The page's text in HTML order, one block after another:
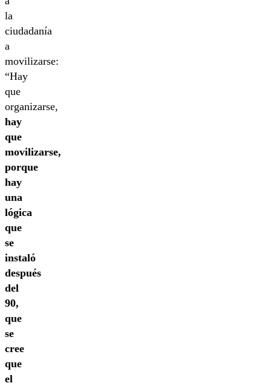
la
ciudadanía
a
movilizarse:
“Hay
que
organizarse,
hay
que
movilizarse,
porque
hay
una
lógica
que
se
instaló
después
del
90,
que
se
cree
que
el